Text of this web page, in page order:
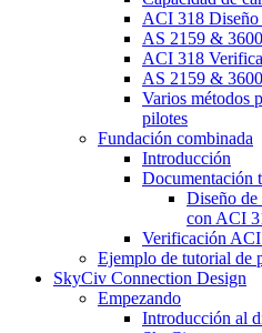
ACI 318 Diseño
AS 2159 &
ACI 318
AS 2159 &
Varios métodos
pilotes
Fundación combinada
Introducción
Documentación
Diseño de
con ACI
Verificación
Ejemplo de tutorial de
SkyCiv Connection Design
Empezando
Introducción al